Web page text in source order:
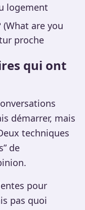
logement
(What are you
proche
qui ont
démarrer, mais
techniques
de
pour
pas quoi